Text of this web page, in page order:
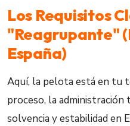
Los Requisitos
"Reagrupante"
España)
Aquí, la pelota está en tu
proceso, la
solvencia y estabilidad en